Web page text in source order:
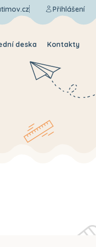
Přihlášení
deska Kontakty